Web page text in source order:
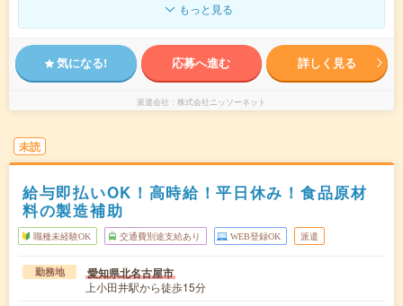
もっと見る
気になる! 応募へ進む 詳しく見る
派遣会社 株式会社ニッソーネット
未読
給与即払いOK！高時給！平日休み！食品原材
料の製造補助
職種未経験OK 交通費別途支給あり WEB登録OK 派遣
勤務地 愛知県北名古屋市
上小田井駅から徒歩15分